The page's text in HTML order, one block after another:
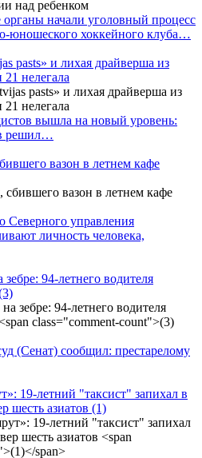
начали уголовный процесс
юношеского хоккейного клуба…
pasts» и лихая драйверша из
нелегала
вышла на новый уровень:
решил…
вазон в летнем кафе
Северного управления
личность человека,
94-летнего водителя
(Сенат) сообщил: престарелому
19-летний "таксист" запихал в
шесть азиатов (1)